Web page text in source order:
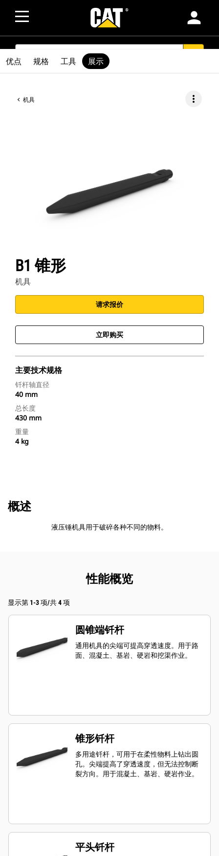
person
SEARCH
机具 more_vert
B1 锥形
机具
请求报价
立即购买
主要技术规格
钎杆轴直径
40 mm
总长度
430 mm
重量
4 kg
优点 规格 工具 展示
概述
液压锤机具用于破碎各种不同的物料。
性能概览
显示第 1-3 项/共 4 项
圆锥端钎杆
通用机具的尖端可提高穿透速度。用于路
面、混凝土、基岩、硬岩和挖渠作业。
锥形钎杆
多用途钎杆，可用于在柔性物料上钻出圆
孔。尖端提高了穿透速度，但无法控制断
裂方向。用于混凝土、基岩、硬岩作业。
平头钎杆